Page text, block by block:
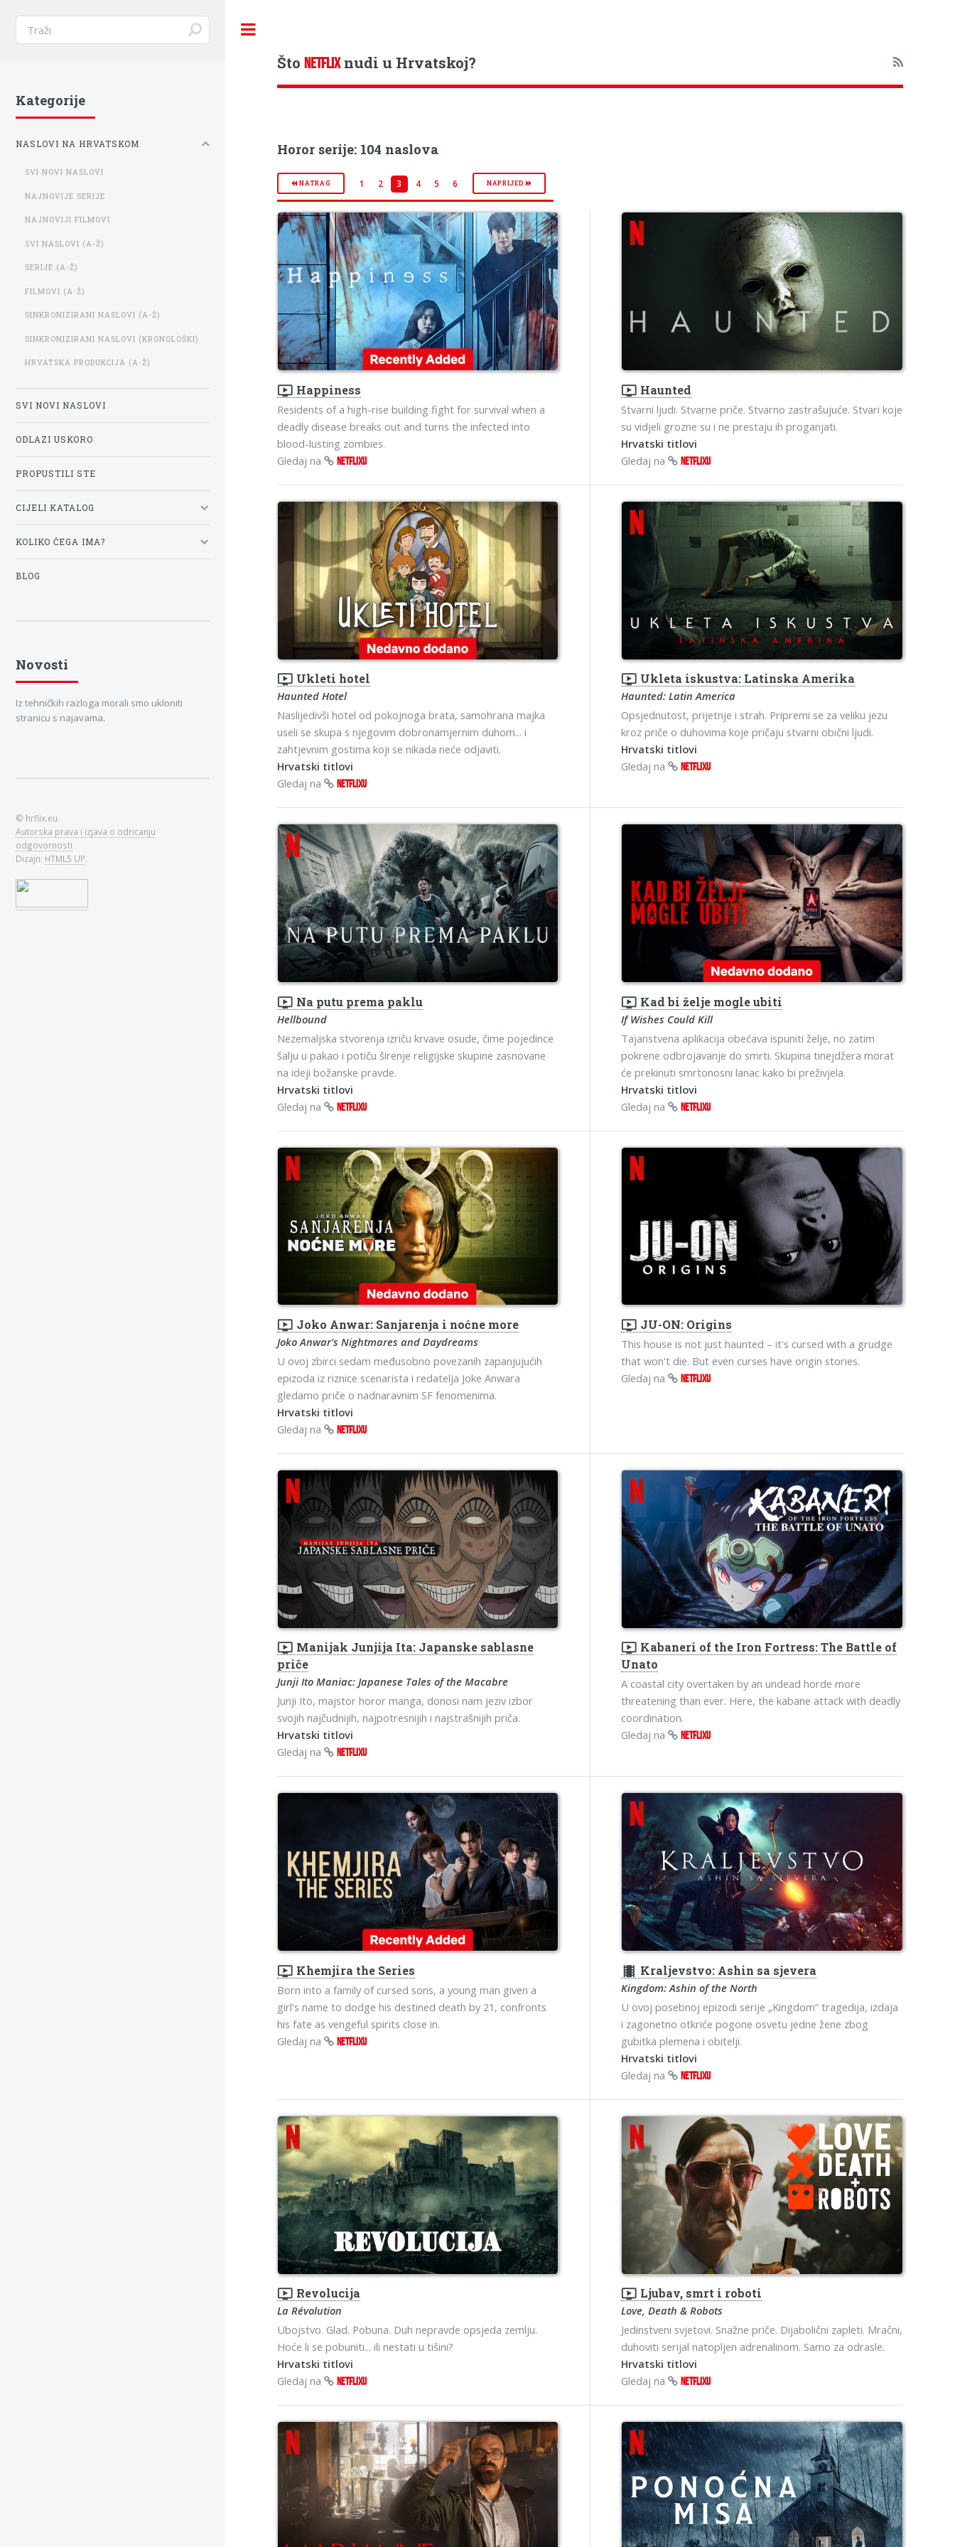
ŠtoNETFLIXnudi u Hrvatskoj?
Horor serije: 104 naslova
NATRAG 1 2 3 4 5 6 NAPRIJED
ondemand_video Happiness
Residents of a high-rise building fight for survival when a
deadly disease breaks out and turns the infected into
blood-lusting zombies.
Gledaj na
NETFLIXU
ondemand_video Haunted
Stvarni ljudi. Stvarne priče. Stvarno zastrašujuće. Stvari koje
su vidjeli grozne su i ne prestaju ih proganjati.
Hrvatski titlovi
Gledaj na
NETFLIXU
ondemand_video Ukleti hotel
Haunted Hotel
Naslijedivši hotel od pokojnoga brata, samohrana majka
useli se skupa s njegovim dobronamjernim duhom... i
zahtjevnim gostima koji se nikada neće odjaviti.
Hrvatski titlovi
Gledaj na
NETFLIXU
ondemand_video Ukleta iskustva: Latinska Amerika
Haunted: Latin America
Opsjednutost, prijetnje i strah. Pripremi se za veliku jezu
kroz priče o duhovima koje pričaju stvarni obični ljudi.
Hrvatski titlovi
Gledaj na
NETFLIXU
ondemand_video Na putu prema paklu
Hellbound
Nezemaljska stvorenja izriču krvave osude, čime pojedince
šalju u pakao i potiču širenje religijske skupine zasnovane
na ideji božanske pravde.
Hrvatski titlovi
Gledaj na
NETFLIXU
ondemand_video Kad bi želje mogle ubiti
If Wishes Could Kill
Tajanstvena aplikacija obećava ispuniti želje, no zatim
pokrene odbrojavanje do smrti. Skupina tinejdžera morat
će prekinuti smrtonosni lanac kako bi preživjela.
Hrvatski titlovi
Gledaj na
NETFLIXU
ondemand_video Joko Anwar: Sanjarenja i noćne more
Joko Anwar's Nightmares and Daydreams
U ovoj zbirci sedam međusobno povezanih zapanjujućih
epizoda iz riznice scenarista i redatelja Joke Anwara
gledamo priče o nadnaravnim SF fenomenima.
Hrvatski titlovi
Gledaj na
NETFLIXU
ondemand_video JU-ON: Origins
This house is not just haunted – it's cursed with a grudge
that won't die. But even curses have origin stories.
Gledaj na
NETFLIXU
ondemand_video Manijak Junjija Ita: Japanske sablasne
priče
Junji Ito Maniac: Japanese Tales of the Macabre
Junji Ito, majstor horor manga, donosi nam jeziv izbor
svojih najčudnijih, najpotresnijih i najstrašnijih priča.
Hrvatski titlovi
Gledaj na
NETFLIXU
ondemand_video Kabaneri of the Iron Fortress: The Battle of
Unato
A coastal city overtaken by an undead horde more
threatening than ever. Here, the kabane attack with deadly
coordination.
Gledaj na
NETFLIXU
ondemand_video Khemjira the Series
Born into a family of cursed sons, a young man given a
girl's name to dodge his destined death by 21, confronts
his fate as vengeful spirits close in.
Gledaj na
NETFLIXU
theaters Kraljevstvo: Ashin sa sjevera
Kingdom: Ashin of the North
U ovoj posebnoj epizodi serije „Kingdom” tragedija, izdaja
i zagonetno otkriće pogone osvetu jedne žene zbog
gubitka plemena i obitelji.
Hrvatski titlovi
Gledaj na
NETFLIXU
ondemand_video Revolucija
La Révolution
Ubojstvo. Glad. Pobuna. Duh nepravde opsjeda zemlju.
Hoće li se pobuniti... ili nestati u tišini?
Hrvatski titlovi
Gledaj na
NETFLIXU
ondemand_video Ljubav, smrt i roboti
Love, Death & Robots
Jedinstveni svjetovi. Snažne priče. Dijabolični zapleti. Mračni,
duhoviti serijal natopljen adrenalinom. Samo za odrasle.
Hrvatski titlovi
Gledaj na
NETFLIXU
Kategorije
NASLOVI NA HRVATSKOM
SVI NOVI NASLOVI
NAJNOVIJE SERIJE
NAJNOVIJI FILMOVI
SVI NASLOVI (A-Ž)
SERIJE (A-Ž)
FILMOVI (A-Ž)
SINKRONIZIRANI NASLOVI (A-Ž)
SINKRONIZIRANI NASLOVI (KRONOLOŠKI)
HRVATSKA PRODUKCIJA (A-Ž)
SVI NOVI NASLOVI
ODLAZI USKORO
PROPUSTILI STE
CIJELI KATALOG
KOLIKO ČEGA IMA?
BLOG
Novosti
Iz tehničkih razloga morali smo ukloniti
stranicu s najavama.
© hrflix.eu.
Autorska prava i izjava o odricanju
odgovornosti
Dizajn: HTML5 UP.
Toggle